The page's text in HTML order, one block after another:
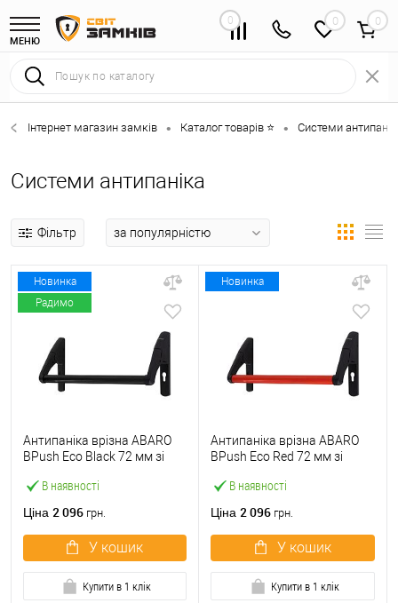
МЕНЮ
0 0
Інтернет магазин замків • Каталог товарів ⭐ • Системи
Системи антипаніка
Фільтр
Новинка
Радимо
В наявності
Антипаніка врізна ABARO
BPush Eco Black 72 мм зі
Ціна 2 096 грн.
У кошик
Купити в 1 клік
Новинка
В наявності
Антипаніка врізна ABARO
BPush Eco Red 72 мм зі
Ціна 2 096 грн.
У кошик
Купити в 1 клік